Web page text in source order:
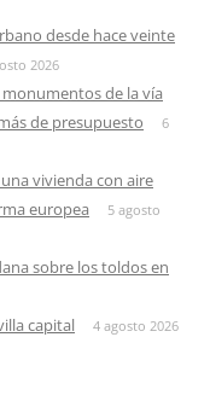
desde hace veinte
2026
de la vía
de presupuesto
6
vivienda con aire
europea
5 agosto
sobre los toldos en
capital 4 agosto 2026